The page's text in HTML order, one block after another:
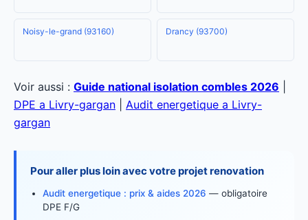
Noisy-le-grand (93160) Drancy (93700)
Voir aussi : Guide national isolation combles 2026
DPE a Livry-gargan
Audit energetique a Livry-
gargan
Pour aller plus loin avec votre projet renovation
Audit energetique : prix & aides 2026 — obligatoire
DPE F/G